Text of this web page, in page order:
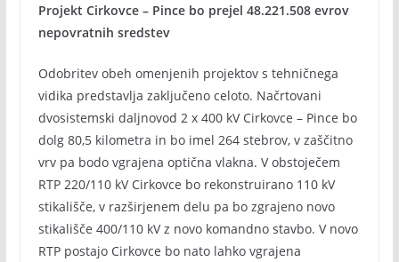
Projekt Cirkovce – Pince bo prejel 48.221.508 evrov
nepovratnih sredstev
Odobritev obeh omenjenih projektov s tehničnega
vidika predstavlja zaključeno celoto. Načrtovani
dvosistemski daljnovod 2 x 400 kV Cirkovce – Pince bo
dolg 80,5 kilometra in bo imel 264 stebrov, v zaščitno
vrv pa bodo vgrajena optična vlakna. V obstoječem
RTP 220/110 kV Cirkovce bo rekonstruirano 110 kV
stikališče, v razširjenem delu pa bo zgrajeno novo
stikališče 400/110 kV z novo komandno stavbo. V novo
RTP postajo Cirkovce bo nato lahko vgrajena